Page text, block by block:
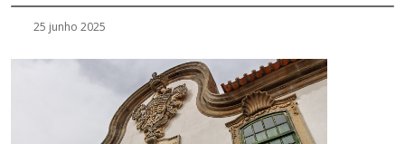
25 junho 2025